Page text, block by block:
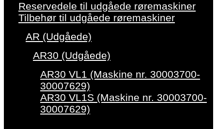
Reservedele til udgåede røremaskiner
Tilbehør til udgåede røremaskiner
AR (Udgåede)
AR30 (Udgåede)
AR30 VL1 (Maskine nr. 30003700-
30007629)
AR30 VL1S (Maskine nr. 30003700-
30007629)